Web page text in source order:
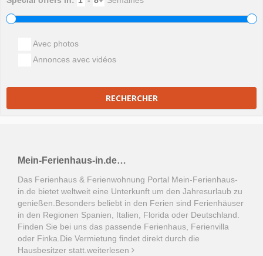
Avec photos
Annonces avec vidéos
RECHERCHER
Mein-Ferienhaus-in.de…
Das Ferienhaus & Ferienwohnung Portal Mein-Ferienhaus-
in.de bietet weltweit eine Unterkunft um den Jahresurlaub zu
genießen.Besonders beliebt in den Ferien sind Ferienhäuser
in den Regionen Spanien, Italien, Florida oder Deutschland.
Finden Sie bei uns das passende Ferienhaus, Ferienvilla
oder Finka.Die Vermietung findet direkt durch die
Hausbesitzer statt. weiterlesen